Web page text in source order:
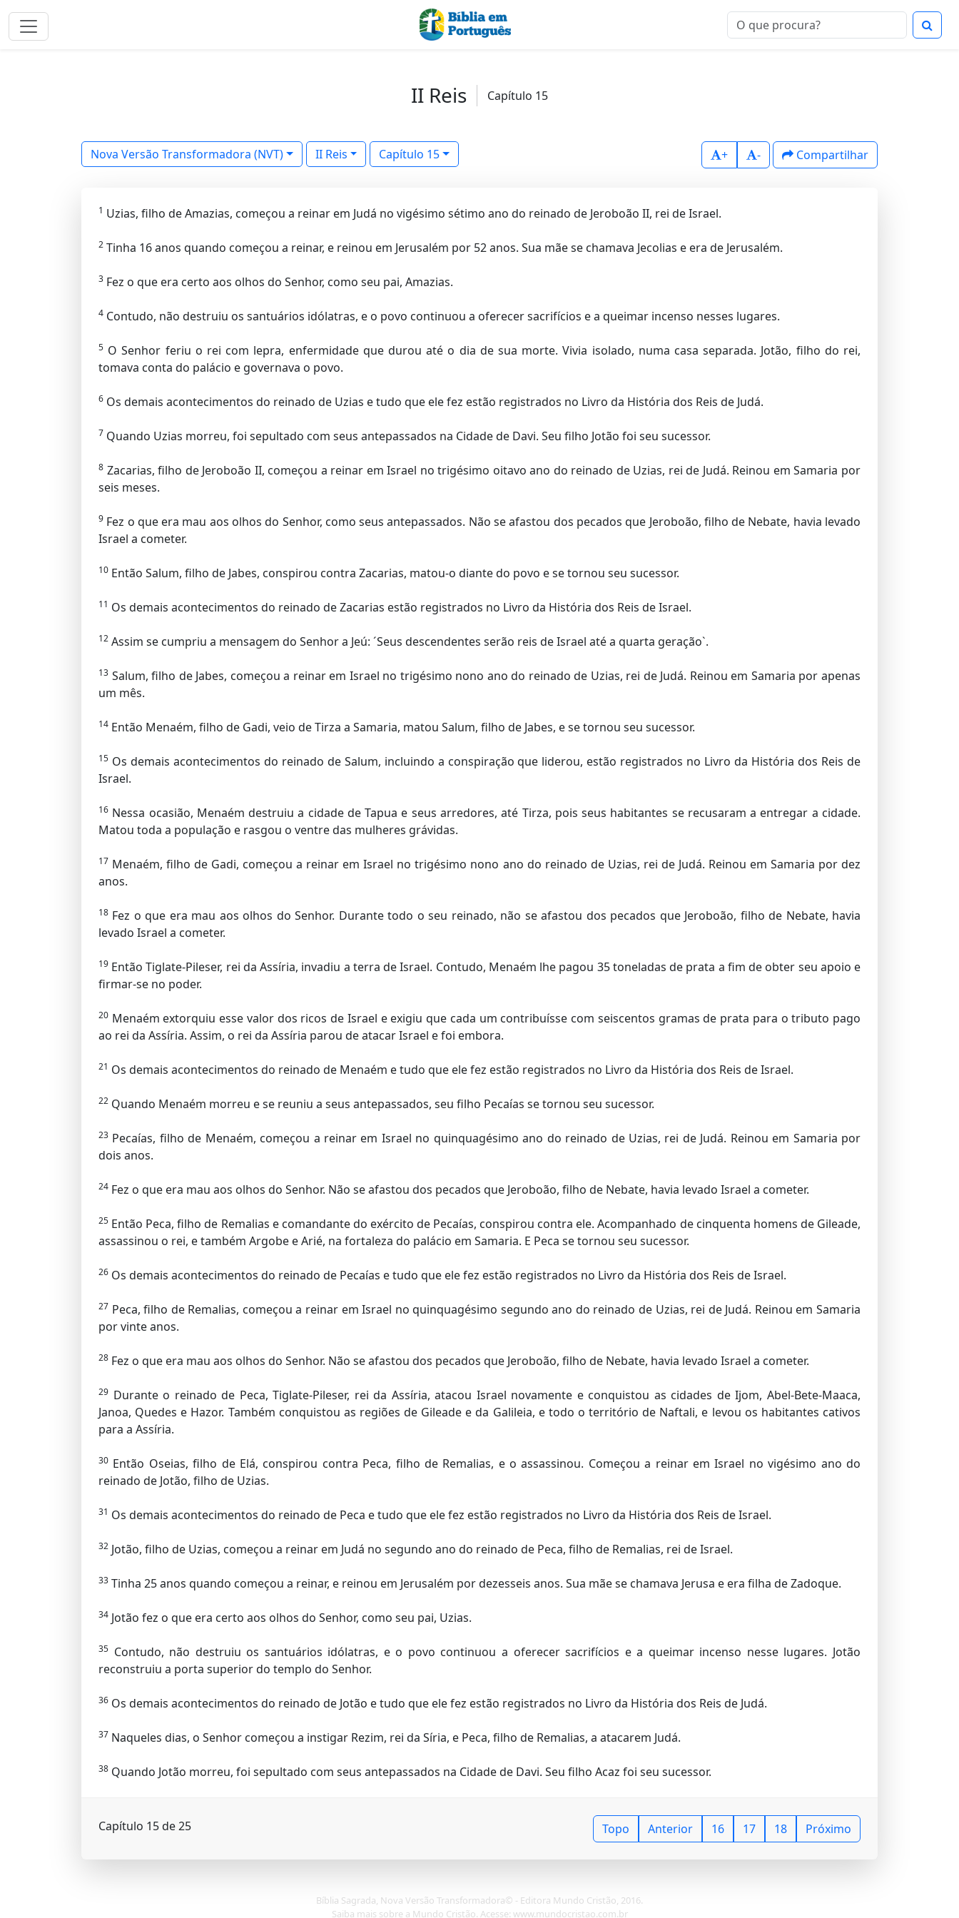
II Reis Capítulo 15
Nova Versão Transformadora (NVT) II Reis Capítulo 15 + - Compartilhar
1 Uzias, filho de Amazias, começou a reinar em Judá no vigésimo sétimo ano do reinado de Jeroboão II, rei de Israel.
2 Tinha 16 anos quando começou a reinar, e reinou em Jerusalém por 52 anos. Sua mãe se chamava Jecolias e era de Jerusalém.
3 Fez o que era certo aos olhos do Senhor, como seu pai, Amazias.
4 Contudo, não destruiu os santuários idólatras, e o povo continuou a oferecer sacrifícios e a queimar incenso nesses lugares.
5 O Senhor feriu o rei com lepra, enfermidade que durou até o dia de sua morte. Vivia isolado, numa casa separada. Jotão, filho do rei,
tomava conta do pa­lácio e governava o povo.
6 Os demais acontecimentos do reinado de Uzias e tudo que ele fez estão registrados no Livro da História dos Reis de Judá.
7 Quando Uzias morreu, foi sepultado com seus antepassados na Cidade de Davi. Seu filho Jotão foi seu sucessor.
8 Zacarias, filho de Jeroboão II, começou a reinar em Israel no trigésimo oitavo ano do reinado de Uzias, rei de Judá. Reinou em Samaria por
seis meses.
9 Fez o que era mau aos olhos do Senhor, como seus antepassados. Não se afastou dos pecados que Jeroboão, filho de Nebate, havia levado
Israel a cometer.
10 Então Salum, filho de Jabes, conspirou contra Zacarias, matou-o diante do povo e se tornou seu sucessor.
11 Os demais acontecimentos do reinado de Zacarias estão registrados no Livro da História dos Reis de Israel.
12 Assim se cumpriu a mensagem do Senhor a Jeú: ´Seus descendentes serão reis de Israel até a quarta geração`.
13 Salum, filho de Jabes, começou a reinar em Israel no trigésimo nono ano do reinado de Uzias, rei de Judá. Reinou em Samaria por apenas
um mês.
14 Então Menaém, filho de Gadi, veio de Tirza a Samaria, matou Salum, filho de Jabes, e se tornou seu sucessor.
15 Os demais acontecimentos do reinado de Salum, incluindo a conspiração que liderou, estão registrados no Livro da História dos Reis de
Israel.
16 Nessa ocasião, Menaém destruiu a cidade de Tapua e seus arredores, até Tirza, pois seus habitantes se recu­saram a entregar a cidade.
Matou toda a população e rasgou o ventre das mulheres grávidas.
17 Menaém, filho de Gadi, começou a reinar em Israel no trigésimo nono ano do reinado de Uzias, rei de Judá. Reinou em Samaria por dez
anos.
18 Fez o que era mau aos olhos do Senhor. Durante todo o seu reinado, não se afastou dos pecados que Jeroboão, filho de Nebate, havia
levado Israel a cometer.
19 Então Tiglate-Pileser, rei da Assíria, invadiu a terra de Israel. Contudo, Menaém lhe pagou 35 toneladas de prata a fim de obter seu apoio e
firmar-se no poder.
20 Menaém extorquiu esse valor dos ricos de Israel e exigiu que cada um contribuísse com seiscentos gramas de prata para o tributo pago
ao rei da Assíria. Assim, o rei da Assíria parou de atacar Israel e foi embora.
21 Os demais acontecimentos do reinado de Menaém e tudo que ele fez estão registrados no Livro da História dos Reis de Israel.
22 Quando Menaém morreu e se reuniu a seus antepassados, seu filho Pecaías se tornou seu sucessor.
23 Pecaías, filho de Menaém, começou a reinar em Israel no quinquagésimo ano do reinado de Uzias, rei de Judá. Reinou em Samaria por
dois anos.
24 Fez o que era mau aos olhos do Senhor. Não se afastou dos pecados que Jeroboão, filho de Nebate, havia levado Israel a cometer.
25 Então Peca, filho de Remalias e comandante do exército de Pecaías, conspirou contra ele. Acompanhado de cinquenta homens de Gileade,
assassinou o rei, e também Argobe e Arié, na fortaleza do palácio em Samaria. E Peca se tornou seu sucessor.
26 Os demais acontecimentos do reinado de Pecaías e tudo que ele fez estão registrados no Livro da História dos Reis de Israel.
27 Peca, filho de Remalias, começou a reinar em Israel no quinquagésimo segundo ano do reinado de Uzias, rei de Judá. Reinou em Samaria
por vinte anos.
28 Fez o que era mau aos olhos do Senhor. Não se afastou dos pecados que Jeroboão, filho de Nebate, havia levado Israel a cometer.
29 Durante o reinado de Peca, Tiglate-Pileser, rei da Assíria, atacou Israel novamente e conquistou as cidades de Ijom, Abel-Bete-Maaca,
Janoa, Quedes e Hazor. Também conquistou as regiões de Gileade e da Galileia, e todo o território de Naftali, e levou os habitantes cativos
para a Assíria.
30 Então Oseias, filho de Elá, conspirou contra Peca, filho de Remalias, e o assassinou. Começou a reinar em Israel no vigésimo ano do
reinado de Jotão, filho de Uzias.
31 Os demais acontecimentos do reinado de Peca e tudo que ele fez estão registrados no Livro da História dos Reis de Israel.
32 Jotão, filho de Uzias, começou a reinar em Judá no segundo ano do reinado de Peca, filho de Remalias, rei de Israel.
33 Tinha 25 anos quando começou a reinar, e reinou em Jerusalém por dezesseis anos. Sua mãe se chamava Jerusa e era filha de Zadoque.
34 Jotão fez o que era certo aos olhos do Senhor, como seu pai, Uzias.
35 Contudo, não destruiu os santuários idólatras, e o povo continuou a oferecer sacrifícios e a queimar incenso nesse lugares. Jotão
reconstruiu a porta superior do templo do Senhor.
36 Os demais acontecimentos do reinado de Jotão e tudo que ele fez estão registrados no Livro da História dos Reis de Judá.
37 Naqueles dias, o Senhor começou a instigar Rezim, rei da Síria, e Peca, filho de Remalias, a atacarem Judá.
38 Quando Jotão morreu, foi sepultado com seus antepassados na Cidade de Davi. Seu filho Acaz foi seu sucessor.
Capítulo 15 de 25 Topo Anterior 16 17 18 Próximo
Bíblia Sagrada, Nova Versão Transformadora© - Editora Mundo Cristão, 2016.
Saiba mais sobre a Mundo Cristão. Acesse: www.mundocristao.com.br